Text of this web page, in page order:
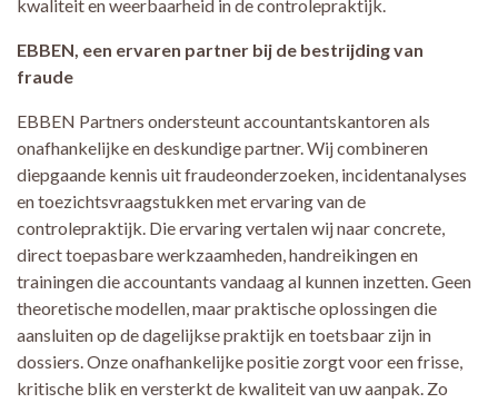
kwaliteit en weerbaarheid in de controlepraktijk.
EBBEN, een ervaren partner bij de bestrijding van
fraude
EBBEN Partners ondersteunt accountantskantoren als
onafhankelijke en deskundige partner. Wij combineren
diepgaande kennis uit fraudeonderzoeken, incidentanalyses
en toezichtsvraagstukken met ervaring van de
controlepraktijk. Die ervaring vertalen wij naar concrete,
direct toepasbare werkzaamheden, handreikingen en
trainingen die accountants vandaag al kunnen inzetten. Geen
theoretische modellen, maar praktische oplossingen die
aansluiten op de dagelijkse praktijk en toetsbaar zijn in
dossiers. Onze onafhankelijke positie zorgt voor een frisse,
kritische blik en versterkt de kwaliteit van uw aanpak. Zo